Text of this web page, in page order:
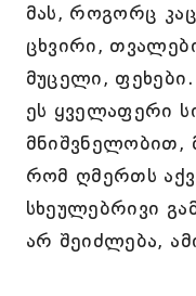
მას, როგორც
ცხვირი,
მუცელი,
ეს ყველაფერი
მნიშვნელობით,
რომ ღმერთს
სხეულებრივი
არ შეიძლება,